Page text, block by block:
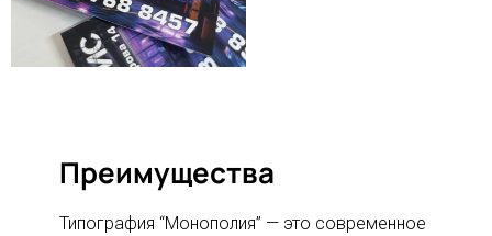
Преимущества
Типография “Монополия” — это современное